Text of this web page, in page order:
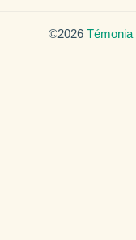
©2026 Témonia